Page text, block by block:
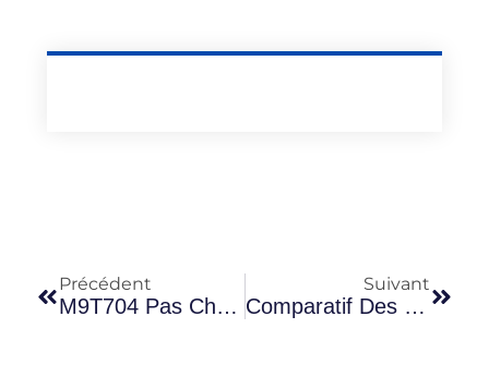
Précédent
M9T704 Pas Cher : Moteur Reconditionné Garanti 12 Mois Et Livré En 48 H
Suivant
Comparatif Des Prix : M9T704 Reconditionné Vs Moteur D’occasion Master 3 – Qui Gagne ?